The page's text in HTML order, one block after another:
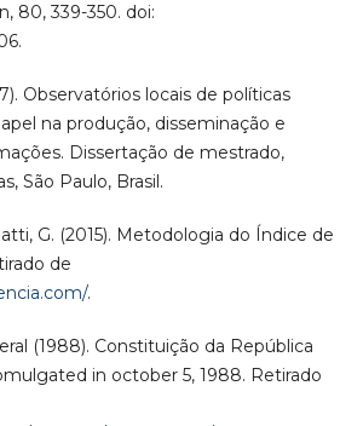
80, 339-350. doi:
Observatórios locais de políticas
na produção, disseminação e
Dissertação de mestrado,
São Paulo, Brasil.
G. (2015). Metodologia do Índice de
de
.
(1988). Constituição da República
in october 5, 1988. Retirado